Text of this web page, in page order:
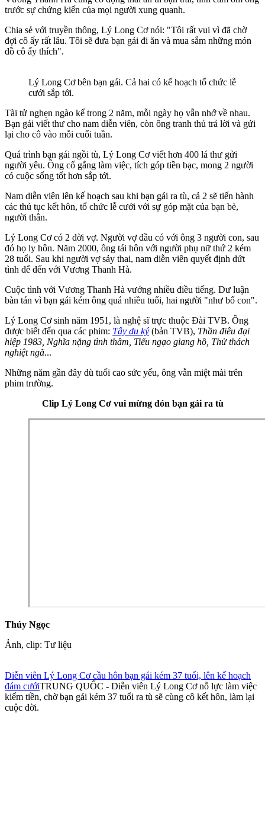
trước sự chứng kiến của mọi người xung quanh.
Chia sẻ với truyền thông, Lý Long Cơ nói: "Tôi rất vui vì đã chờ
đợi cô ấy rất lâu. Tôi sẽ đưa bạn gái đi ăn và mua sắm những món
đồ cô ấy thích".
Lý Long Cơ bên bạn gái. Cả hai có kế hoạch tổ chức lễ
cưới sắp tới.
Tài tử nghẹn ngào kể trong 2 năm, mỗi ngày họ vẫn nhớ về nhau.
Bạn gái viết thư cho nam diễn viên, còn ông tranh thủ trả lời và gửi
lại cho cô vào mỗi cuối tuần.
Quá trình bạn gái ngồi tù, Lý Long Cơ viết hơn 400 lá thư gửi
người yêu. Ông cố gắng làm việc, tích góp tiền bạc, mong 2 người
có cuộc sống tốt hơn sắp tới.
Nam diễn viên lên kế hoạch sau khi bạn gái ra tù, cả 2 sẽ tiến hành
các thủ tục kết hôn, tổ chức lễ cưới với sự góp mặt của bạn bè,
người thân.
Lý Long Cơ có 2 đời vợ. Người vợ đầu có với ông 3 người con, sau
đó họ ly hôn. Năm 2000, ông tái hôn với người phụ nữ thứ 2 kém
28 tuổi. Sau khi người vợ sảy thai, nam diễn viên quyết định dứt
tình để đến với Vương Thanh Hà.
Cuộc tình với Vương Thanh Hà vướng nhiều điều tiếng. Dư luận
bàn tán vì bạn gái kém ông quá nhiều tuổi, hai người "như bố con".
Lý Long Cơ sinh năm 1951, là nghệ sĩ trực thuộc Đài TVB. Ông
được biết đến qua các phim: Tây du ký (bản TVB), Thần điêu đại
hiệp 1983, Nghĩa nặng tình thâm, Tiếu ngạo giang hồ, Thử thách
nghiệt ngã...
Những năm gần đây dù tuổi cao sức yếu, ông vẫn miệt mài trên
phim trường.
Clip Lý Long Cơ vui mừng đón bạn gái ra tù
Thúy Ngọc
Ảnh, clip: Tư liệu
Diễn viên Lý Long Cơ cầu hôn bạn gái kém 37 tuổi, lên kế hoạch
đám cướiTRUNG QUỐC - Diễn viên Lý Long Cơ nỗ lực làm việc
kiếm tiền, chờ bạn gái kém 37 tuổi ra tù sẽ cùng cô kết hôn, làm lại
cuộc đời.